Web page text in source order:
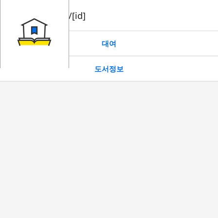
book/rent/[id]
대여
도서정보